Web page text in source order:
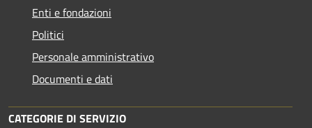
Enti e fondazioni
Politici
Personale amministrativo
Documenti e dati
CATEGORIE DI SERVIZIO